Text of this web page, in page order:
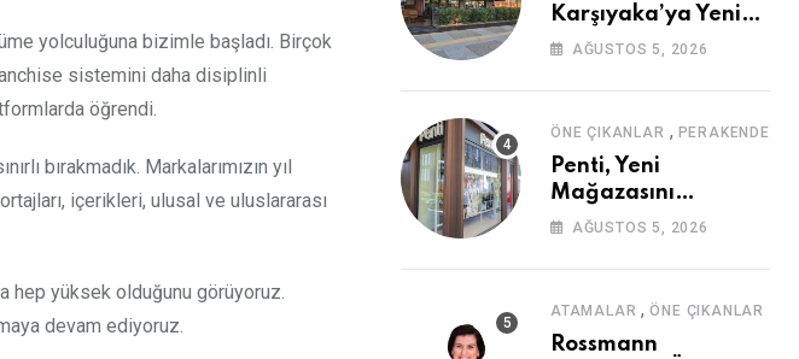
yolculuğuna bizimle başladı. Birçok
sistemini daha disiplinli
öğrendi.
bırakmadık. Markalarımızın yıl
içerikleri, ulusal ve uluslararası
hep yüksek olduğunu görüyoruz.
devam ediyoruz.
Karşıyaka’ya Yeni
Mağaza
AĞUSTOS 5, 2026
ÖNE ÇIKANLAR , PERAKENDE
Penti, Yeni
Mağazasını
Galataport’ta
AĞUSTOS 5, 2026
ATAMALAR ,ÖNE ÇIKANLAR
Rossmann